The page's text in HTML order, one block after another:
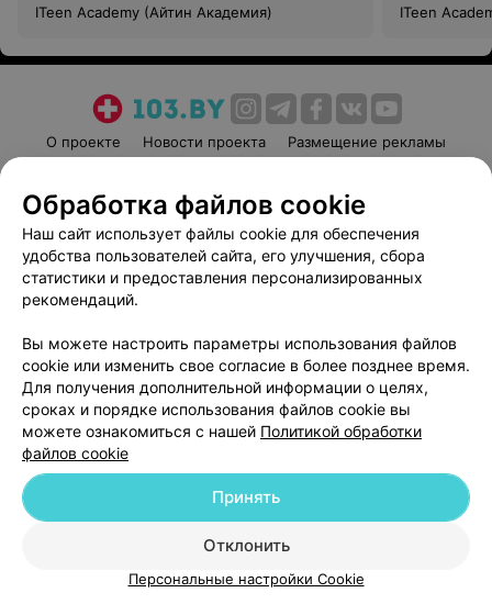
ITeen Academy (Айтин Академия) ITeen
О проекте Новости проекта
Размещение рекламы
Пользовательское соглашение
Способы оплаты
Вакансии
Партнеры
Написать руководителю 103.by
Обработка персональных данных
© 2026 ООО «Артокс Лаб», УНП 191700409
| 220012, Республика Беларусь,
Служба поддержки +375 291212755
Обработка файлов cookie
Наш сайт использует файлы cookie для обеспечения
удобства пользователей сайта, его улучшения, сбора
статистики и предоставления персонализированных
рекомендаций.
Вы можете настроить параметры использования файлов
cookie или изменить свое согласие в более позднее время.
Для получения дополнительной информации о целях,
сроках и порядке использования файлов cookie вы
можете ознакомиться с нашей Политикой обработки
файлов cookie
Отклонить
Принять
Персональные настройки Cookie